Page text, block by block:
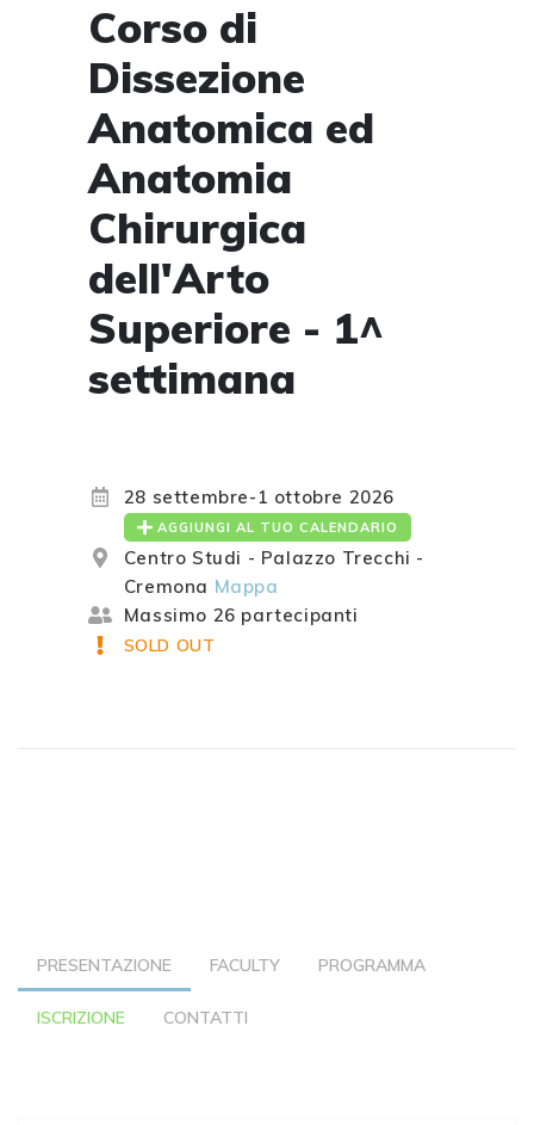
Corso di
Dissezione
Anatomica ed
Anatomia
Chirurgica
dell'Arto
Superiore - 1^
settimana
28 settembre-1 ottobre 2026
AGGIUNGI AL TUO CALENDARIO
Centro Studi - Palazzo Trecchi -
Cremona Mappa
Massimo 26 partecipanti
SOLD OUT
PRESENTAZIONE FACULTY PROGRAMMA
ISCRIZIONE CONTATTI